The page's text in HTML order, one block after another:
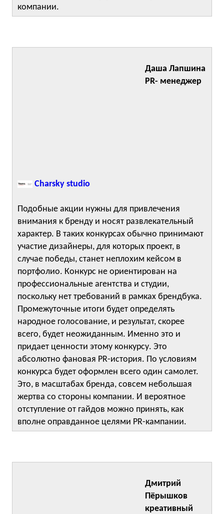
компании.
Даша Лапшина
PR- менеджер
Charsky studio
Подобные акции нужны для привлечения
внимания к бренду и носят развлекательный
характер. В таких конкурсах обычно принимают
участие дизайнеры, для которых проект, в
случае победы, станет неплохим кейсом в
портфолио. Конкурс не ориентирован на
профессиональные агентства и студии,
поскольку нет требований в рамках брендбука.
Промежуточные итоги будет определять
народное голосование, и результат, скорее
всего, будет неожиданным. Именно это и
придает ценности этому конкурсу. Это
абсолютно фановая PR-история. По условиям
конкурса будет оформлен всего один самолет.
Это, в масштабах бренда, совсем небольшая
жертва со стороны компании. И вероятное
отступление от гайдов можно принять, как
вполне оправданное целями PR-кампании.
Дмитрий
Пёрышков
креативный